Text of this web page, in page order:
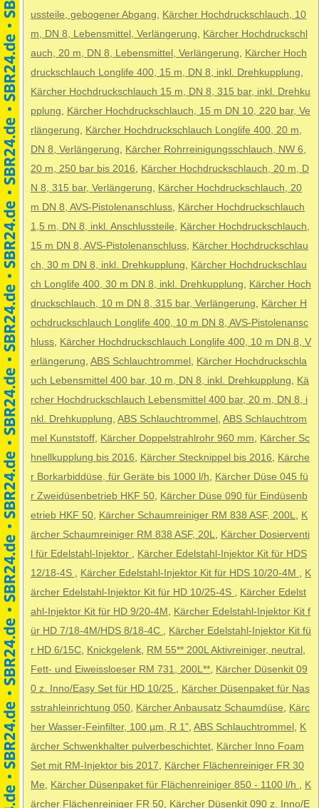
ussteile, gebogener Abgang, Kärcher Hochdruckschlauch, 10
m, DN 8, Lebensmittel, Verlängerung, Kärcher Hochdruckschl
auch, 20 m, DN 8, Lebensmittel, Verlängerung, Kärcher Hoch
druckschlauch Longlife 400, 15 m, DN 8, inkl. Drehkupplung,
Kärcher Hochdruckschlauch 15 m, DN 8, 315 bar, inkl. Drehku
pplung, Kärcher Hochdruckschlauch, 15 m DN 10, 220 bar, Ve
rlängerung, Kärcher Hochdruckschlauch Longlife 400, 20 m,
DN 8, Verlängerung, Kärcher Rohrreinigungsschlauch, NW 6,
20 m, 250 bar bis 2016, Kärcher Hochdruckschlauch, 20 m, D
N 8, 315 bar, Verlängerung, Kärcher Hochdruckschlauch, 20
m DN 8, AVS-Pistolenanschluss, Kärcher Hochdruckschlauch
1,5 m, DN 8, inkl. Anschlussteile, Kärcher Hochdruckschlauch,
15 m DN 8, AVS-Pistolenanschluss, Kärcher Hochdruckschlau
ch, 30 m DN 8, inkl. Drehkupplung, Kärcher Hochdruckschlau
ch Longlife 400, 30 m DN 8, inkl. Drehkupplung, Kärcher Hoch
druckschlauch, 10 m DN 8, 315 bar, Verlängerung, Kärcher H
ochdruckschlauch Longlife 400, 10 m DN 8, AVS-Pistolenansc
hluss, Kärcher Hochdruckschlauch Longlife 400, 10 m DN 8, V
erlängerung, ABS Schlauchtrommel , Kärcher Hochdruckschla
uch Lebensmittel 400 bar, 10 m, DN 8, inkl. Drehkupplung, Kä
rcher Hochdruckschlauch Lebensmittel 400 bar, 20 m, DN 8, i
nkl. Drehkupplung, ABS Schlauchtrommel , ABS Schlauchtrom
mel Kunststoff, Kärcher Doppelstrahlrohr 960 mm, Kärcher Sc
hnellkupplung bis 2016, Kärcher Stecknippel bis 2016, Kärche
r Borkarbiddüse, für Geräte bis 1000 l/h, Kärcher Düse 045 fü
r Zweidüsenbetrieb HKF 50, Kärcher Düse 090 für Eindüsenb
etrieb HKF 50, Kärcher Schaumreiniger RM 838 ASF, 200L, K
ärcher Schaumreiniger RM 838 ASF, 20L, Kärcher Dosierventi
l für Edelstahl-Injektor , Kärcher Edelstahl-Injektor Kit für HDS
12/18-4S , Kärcher Edelstahl-Injektor Kit für HDS 10/20-4M , K
ärcher Edelstahl-Injektor Kit für HD 10/25-4S , Kärcher Edelst
ahl-Injektor Kit für HD 9/20-4M , Kärcher Edelstahl-Injektor Kit f
ür HD 7/18-4M/HDS 8/18-4C , Kärcher Edelstahl-Injektor Kit fü
r HD 6/15C, Knickgelenk, RM 55** 200L Aktivreiniger, neutral ,
Fett- und Eiweissloeser RM 731, 200L**, Kärcher Düsenkit 09
0 z. Inno/Easy Set für HD 10/25 , Kärcher Düsenpaket für Nas
sstrahleinrichtung 050, Kärcher Anbausatz Schaumdüse, Kärc
her Wasser-Feinfilter, 100 µm, R 1", ABS Schlauchtrommel , K
ärcher Schwenkhalter pulverbeschichtet, Kärcher Inno Foam
Set mit RM-Injektor bis 2017, Kärcher Flächenreiniger FR 30
Me, Kärcher Düsenpaket für Flächenreiniger 850 - 1100 l/h , K
ärcher Flächenreiniger FR 50, Kärcher Düsenkit 090 z. Inno/E